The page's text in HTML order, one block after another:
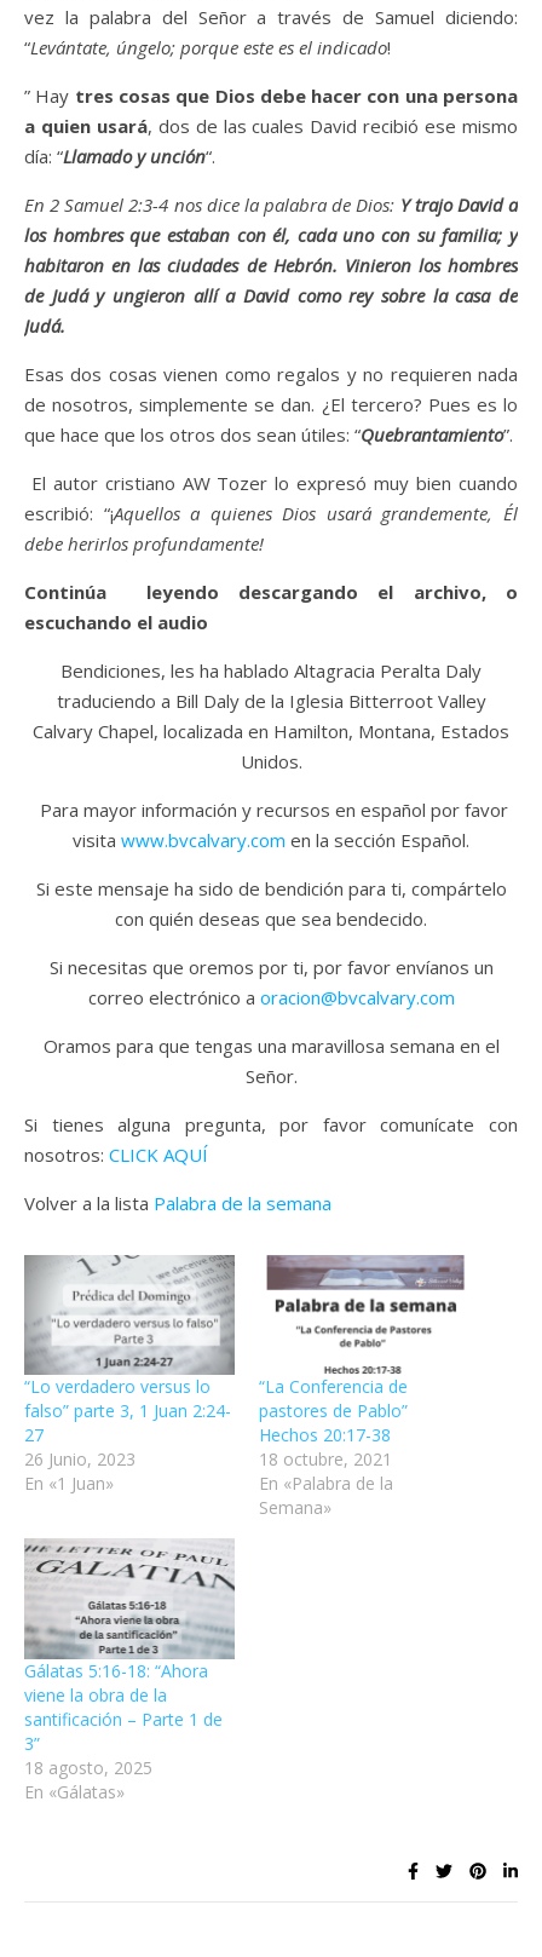
vez la palabra del Señor a través de Samuel diciendo:
“Levántate, úngelo; porque este es el indicado!
” Hay tres cosas que Dios debe hacer con una persona
a quien usará, dos de las cuales David recibió ese mismo
día: “Llamado y unción“.
En 2 Samuel 2:3-4 nos dice la palabra de Dios: Y trajo David a
los hombres que estaban con él, cada uno con su familia; y
habitaron en las ciudades de Hebrón. Vinieron los hombres
de Judá y ungieron allí a David como rey sobre la casa de
Judá.
Esas dos cosas vienen como regalos y no requieren nada
de nosotros, simplemente se dan. ¿El tercero? Pues es lo
que hace que los otros dos sean útiles: “Quebrantamiento”.
El autor cristiano AW Tozer lo expresó muy bien cuando
escribió: “¡Aquellos a quienes Dios usará grandemente, Él
debe herirlos profundamente!
Continúa leyendo descargando el archivo, o
escuchando el audio
Bendiciones, les ha hablado Altagracia Peralta Daly
traduciendo a Bill Daly de la Iglesia Bitterroot Valley
Calvary Chapel, localizada en Hamilton, Montana, Estados
Unidos.
Para mayor información y recursos en español por favor
visita www.bvcalvary.com en la sección Español.
Si este mensaje ha sido de bendición para ti, compártelo
con quién deseas que sea bendecido.
Si necesitas que oremos por ti, por favor envíanos un
correo electrónico a oracion@bvcalvary.com
Oramos para que tengas una maravillosa semana en el
Señor.
Si tienes alguna pregunta, por favor comunícate con
nosotros: CLICK AQUÍ
Volver a la lista Palabra de la semana
“Lo verdadero versus lo
falso” parte 3, 1 Juan 2:24-
27
26 Junio, 2023
En «1 Juan»
“La Conferencia de
pastores de Pablo”
Hechos 20:17-38
18 octubre, 2021
En «Palabra de la
Semana»
Gálatas 5:16-18: “Ahora
viene la obra de la
santificación – Parte 1 de
3”
18 agosto, 2025
En «Gálatas»